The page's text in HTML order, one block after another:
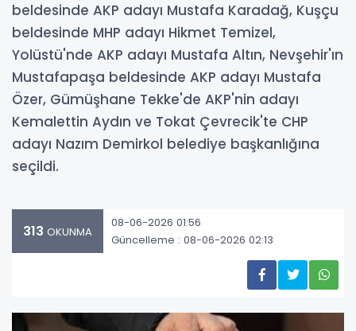
beldesinde AKP adayı Mustafa Karadağ, Kuşçu
beldesinde MHP adayı Hikmet Temizel,
Yolüstü'nde AKP adayı Mustafa Altın, Nevşehir'ın
Mustafapaşa beldesinde AKP adayı Mustafa
Özer, Gümüşhane Tekke'de AKP'nin adayı
Kemalettin Aydın ve Tokat Çevrecik'te CHP
adayı Nazım Demirkol belediye başkanlığına
seçildi.
313 OKUNMA
08-06-2026 01:56
Güncelleme : 08-06-2026 02:13